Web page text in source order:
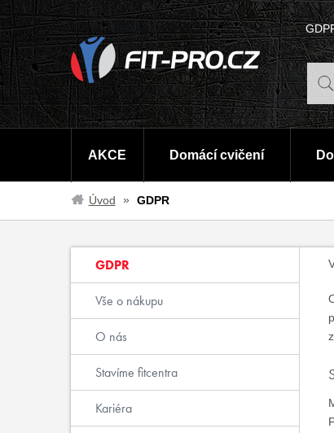
AKCE Domácí cvičení
Úvod GDPR
GDPR
Vše o nákupu
O nás
Stavíme fitcentra
Kariéra